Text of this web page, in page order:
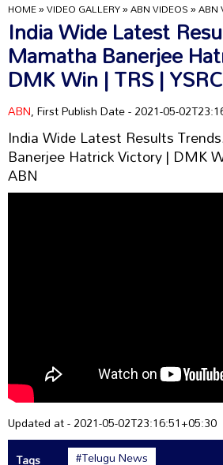
HOME»VIDEO GALLERY»ABN VIDEOS»ABN
India Wide Latest
Mamatha Banerjee
DMK Win | TRS |
ABN, First Publish Date - 2021-05-
India Wide Latest Results
Banerjee Hatrick Victory | DMK
ABN
Updated at - 2021-05-02T23:16:51+05:30
Tags
#Telugu News